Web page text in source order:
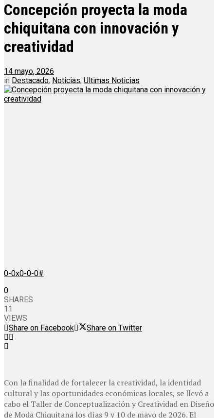
Concepción proyecta la moda
chiquitana con innovación y
creatividad
14 mayo, 2026
in Destacado, Noticias, Ultimas Noticias
0-0x0-0-0#
0
SHARES
11
VIEWS
Share on Facebook
Share on Twitter
Con la finalidad de fortalecer la creatividad, la identidad
cultural y las oportunidades económicas locales, se llevó a
cabo el Taller de Conceptualización y Creatividad en Diseño
de Moda Chiquitana los días 9 y 10 de mayo de 2026. El